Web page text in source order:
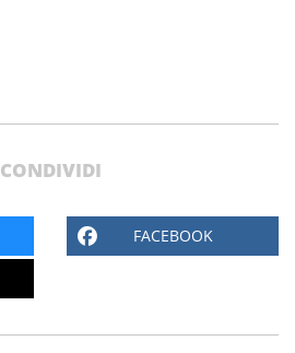
CONDIVIDI
FACEBOOK